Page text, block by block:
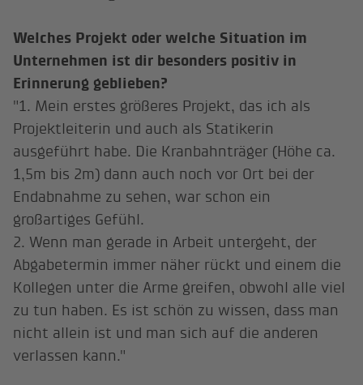
Welches Projekt oder welche Situation im
Unternehmen ist dir besonders positiv in
Erinnerung geblieben?
"1. Mein erstes größeres Projekt, das ich als
Projektleiterin und auch als Statikerin
ausgeführt habe. Die Kranbahnträger (Höhe ca.
1,5m bis 2m) dann auch noch vor Ort bei der
Endabnahme zu sehen, war schon ein
großartiges Gefühl.
2. Wenn man gerade in Arbeit untergeht, der
Abgabetermin immer näher rückt und einem die
Kollegen unter die Arme greifen, obwohl alle viel
zu tun haben. Es ist schön zu wissen, dass man
nicht allein ist und man sich auf die anderen
verlassen kann."